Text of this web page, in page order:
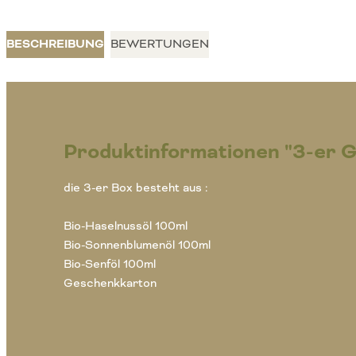
BESCHREIBUNG BEWERTUNGEN
Produktinformationen "3-er
die 3-er Box besteht aus :
Bio-Haselnussöl 100ml
Bio-Sonnenblumenöl 100ml
Bio-Senföl 100ml
Geschenkkarton